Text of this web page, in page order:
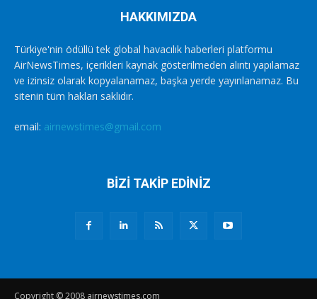
HAKKIMIZDA
Türkiye'nin ödüllü tek global havacılık haberleri platformu
AirNewsTimes, içerikleri kaynak gösterilmeden alıntı yapılamaz
ve izinsiz olarak kopyalanamaz, başka yerde yayınlanamaz. Bu
sitenin tüm hakları saklıdır.
email: airnewstimes@gmail.com
BİZİ TAKİP EDİNİZ
Copyright © 2008 airnewstimes.com